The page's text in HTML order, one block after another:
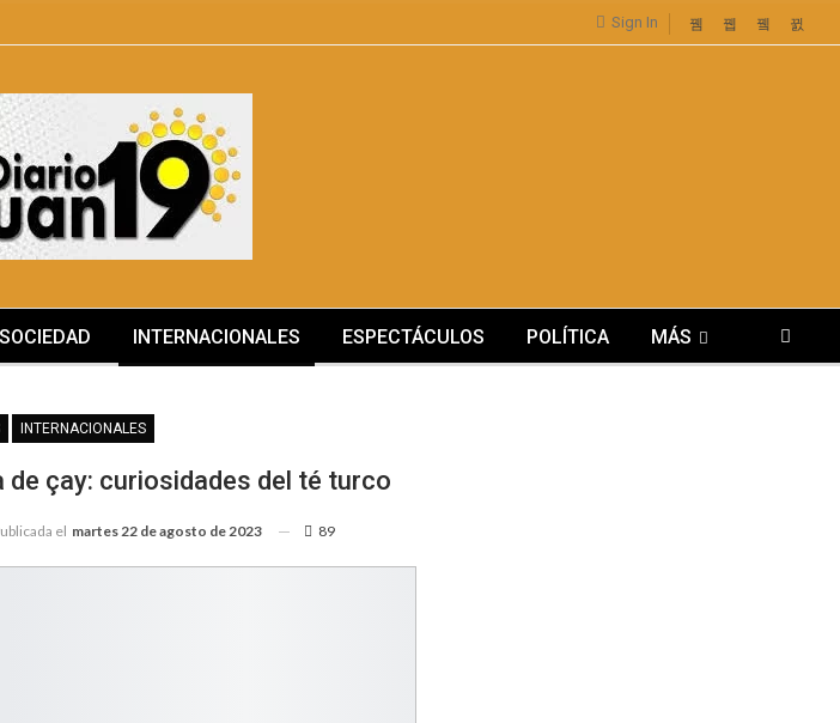
Sign In
SOCIEDAD INTERNACIONALES ESPECTÁCULOS POLÍTICA MÁS
INTERNACIONALES
de çay: curiosidades del té turco
el martes 22 de agosto de 2023 89